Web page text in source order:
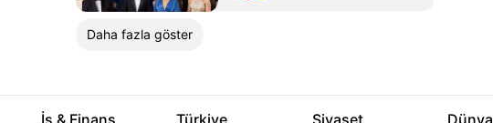
Daha fazla göster
İş & Finans Türkiye Siyaset Dünya